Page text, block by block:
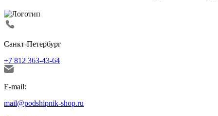
Санкт-Петербург
+7 812 363-43-64
E-mail:
mail@podshipnik-shop.ru